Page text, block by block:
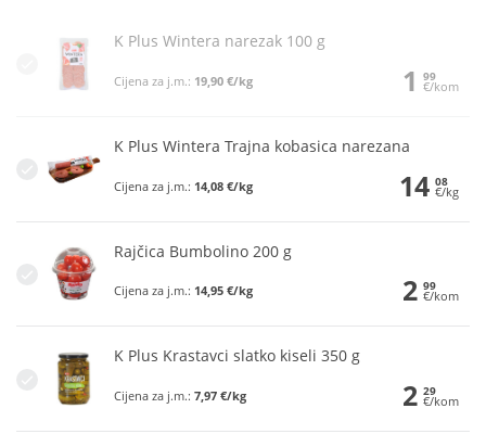
K Plus Wintera narezak 100 g
Cijena za j.m.: 19,90 €/kg 1 99
€/kom
K Plus Wintera Trajna kobasica narezana
Cijena za j.m.: 14,08 €/kg 14 08
€/kg
Rajčica Bumbolino 200 g
Cijena za j.m.: 14,95 €/kg 2 99
€/kom
K Plus Krastavci slatko kiseli 350 g
Cijena za j.m.: 7,97 €/kg 2 29
€/kom